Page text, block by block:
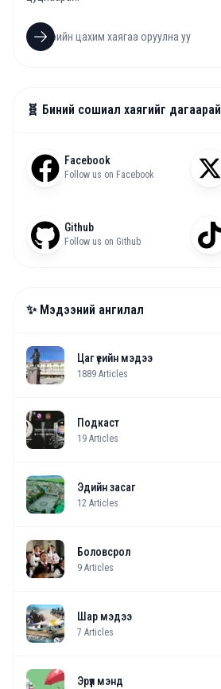
🧬 Биний сошиал хаягийг дагаарай
Facebook
Follow us on Facebook
Github
Follow us on Github
✨ Мэдээний ангилал
Цаг үеийн мэдээ
1889 Articles
Подкаст
19 Articles
Эдийн засаг
12 Articles
Боловсрол
9 Articles
Шар мэдээ
7 Articles
Эрүүл мэнд